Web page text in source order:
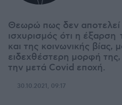
Θεωρώ πως δεν
ισχυρισμός ότι η έξαρση
και της κοινωνικής βίας,
ειδεχθέστερη μορφή της,
την μετά Covid εποχή.
30.10.2021, 09:17